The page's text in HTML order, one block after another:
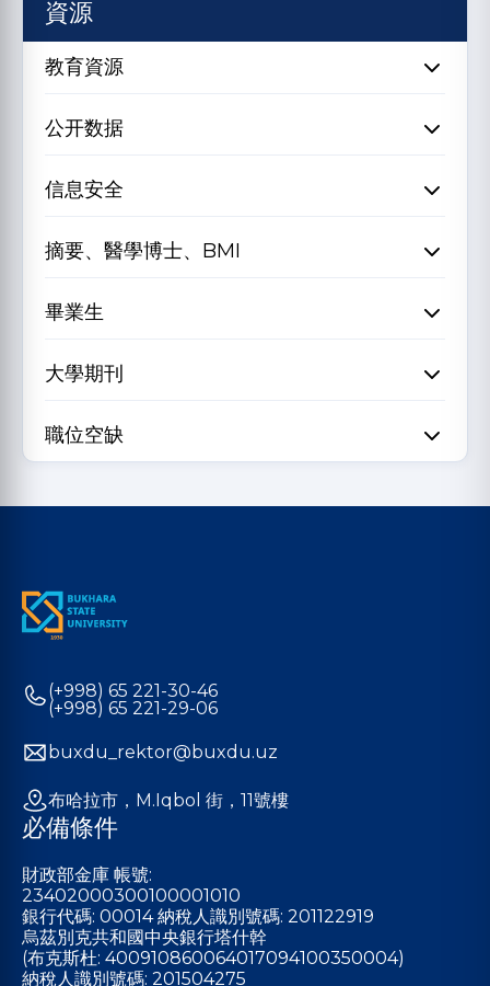
資源
教育資源
公开数据
信息安全
摘要、醫學博士、BMI
畢業生
大學期刊
職位空缺
(+998) 65 221-30-46
(+998) 65 221-29-06
buxdu_rektor@buxdu.uz
布哈拉市，M.Iqbol 街，11號樓
必備條件
財政部金庫 帳號:
23402000300100001010
銀行代碼: 00014 納稅人識別號碼: 201122919
烏茲別克共和國中央銀行塔什幹
(布克斯杜: 400910860064017094100350004)
納稅人識別號碼: 201504275